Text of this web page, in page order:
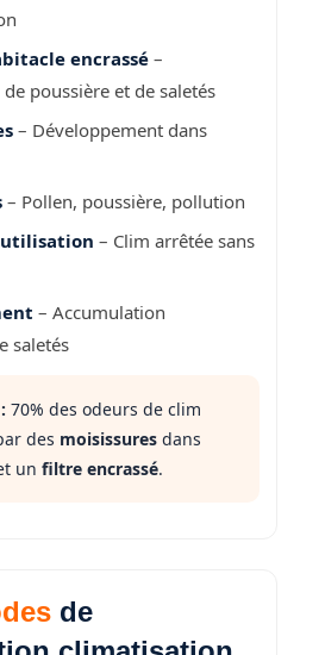
encrassé –
poussière et de saletés
– Développement dans
– Pollen, poussière, pollution
utilisation – Clim arrêtée sans
– Accumulation
saletés
70% des odeurs de clim
des moisissures dans
un filtre encrassé.
de